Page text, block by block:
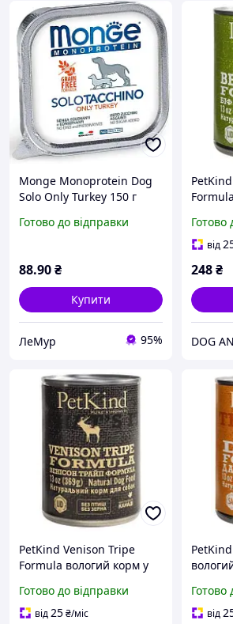
Monge Monoprotein Dog
Solo Only Turkey 150 г
з індичкою для собак
Готово до відправки
88.90₴
Купити
ЛеМур 95%
усіх
Готово
від
248₴
PetKind Venison Tripe
Formula вологий корм у
усіх порід і вікових груп
Готово до відправки
від25₴/міс
порід і
(качка)
Готово
від